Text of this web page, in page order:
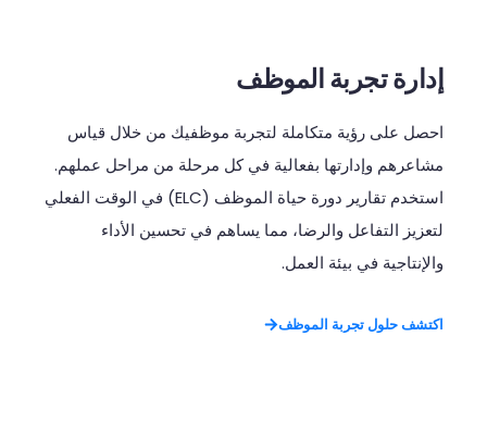
إدارة تجربة الموظف
احصل على رؤية متكاملة لتجربة موظفيك من خلال قياس
مشاعرهم وإدارتها بفعالية في كل مرحلة من مراحل عملهم.
استخدم تقارير دورة حياة الموظف (ELC) في الوقت الفعلي
لتعزيز التفاعل والرضا، مما يساهم في تحسين الأداء
والإنتاجية في بيئة العمل.
اكتشف حلول تجربة الموظف